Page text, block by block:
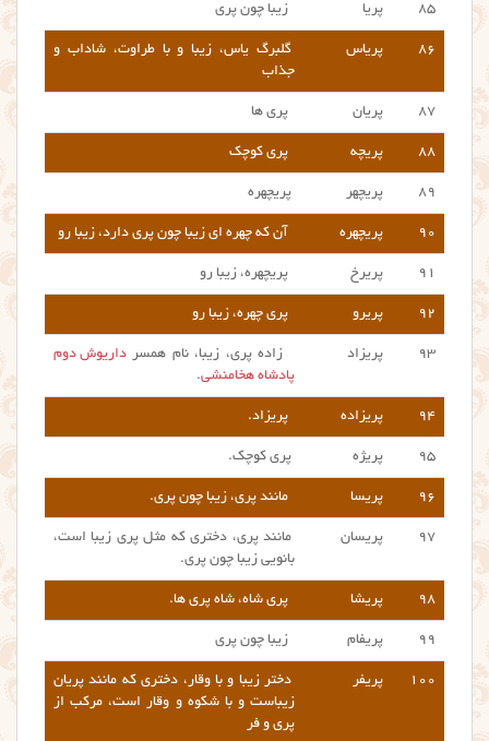
۸۵ پریا زیبا چون پری
۸۶ پریاس
گلبرگ یاس، زیبا و با طراوت، شاداب و
جذاب
۸۷ پریان پری ها
۸۸ پریچه پری کوچک
۸۹ پریچهر پریچهره
۹۰ پریچهره آن که چهره ای زیبا چون پری دارد، زیبا رو
۹۱ پریرخ پریچهره، زیبا رو
۹۲ پریرو پری چهره، زیبا رو
۹۳ پریزاد زاده پری، زیبا، نام همسر داریوش دوم
پادشاه هخامنشی.
۹۴ پریزاده پریزاد.
۹۵ پریژه پری کوچک.
۹۶ پریسا مانند پری، زیبا چون پری.
۹۷ پریسان
مانند پری، دختری که مثل پری زیبا است،
بانویی زیبا چون پری.
۹۸ پریشا پری شاه، شاه پری ها.
۹۹ پریفام زیبا چون پری
۱۰۰ پریفر
دختر زیبا و با وقار، دختری که مانند پریان
زیباست و با شکوه و وقار است، مرکب از
پری و فر